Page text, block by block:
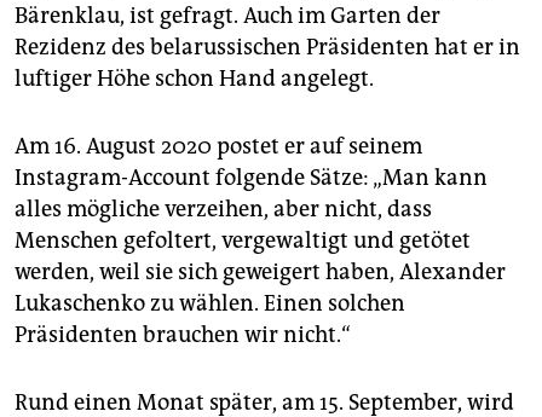
Bärenklau, ist gefragt. Auch im Garten der
Rezidenz des belarussischen Präsidenten hat er in
luftiger Höhe schon Hand angelegt.
Am 16. August 2020 postet er auf seinem
Instagram-Account folgende Sätze: „Man kann
alles mögliche verzeihen, aber nicht, dass
Menschen gefoltert, vergewaltigt und getötet
werden, weil sie sich geweigert haben, Alexander
Lukaschenko zu wählen. Einen solchen
Präsidenten brauchen wir nicht.“
Rund einen Monat später, am 15. September, wird